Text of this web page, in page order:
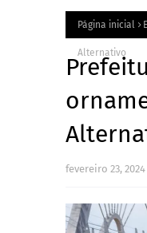
Página inicial
Alternativo
fevereiro 23, 2024